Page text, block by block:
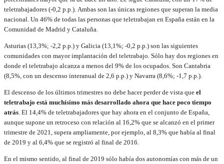
teletrabajadores (-0,2 p.p.). Ambas son las únicas regiones que superan la media
nacional. Un 46% de todas las personas que teletrabajan en España están en la
Comunidad de Madrid y Cataluña.
Asturias (13,3%; -2,2 p.p.) y Galicia (13,1%; -0,2 p.p.) son las siguientes
comunidades con mayor implantación del teletrabajo. Sólo hay dos regiones en
donde el teletrabajo alcanza a menos del 9% de los ocupados. Son Cantabria
(8,5%, con un descenso interanual de 2,6 p.p.) y Navarra (8,6%; -1,7 p.p.).
El descenso de los últimos trimestres no debe hacer perder de vista que el
teletrabajo está muchísimo más desarrollado ahora que hace poco tiempo
atrás . El 14,4% de teletrabajadores que hay ahora en el conjunto de España,
aunque supone un retroceso con relación al 16,2% que se alcanzó en el primer
trimestre de 2021, supera ampliamente, por ejemplo, al 8,3% que había al final
de 2019 y al 6,4% que se registró al final de 2016.
En el mismo sentido, al final de 2019 sólo había dos autonomías con más de un